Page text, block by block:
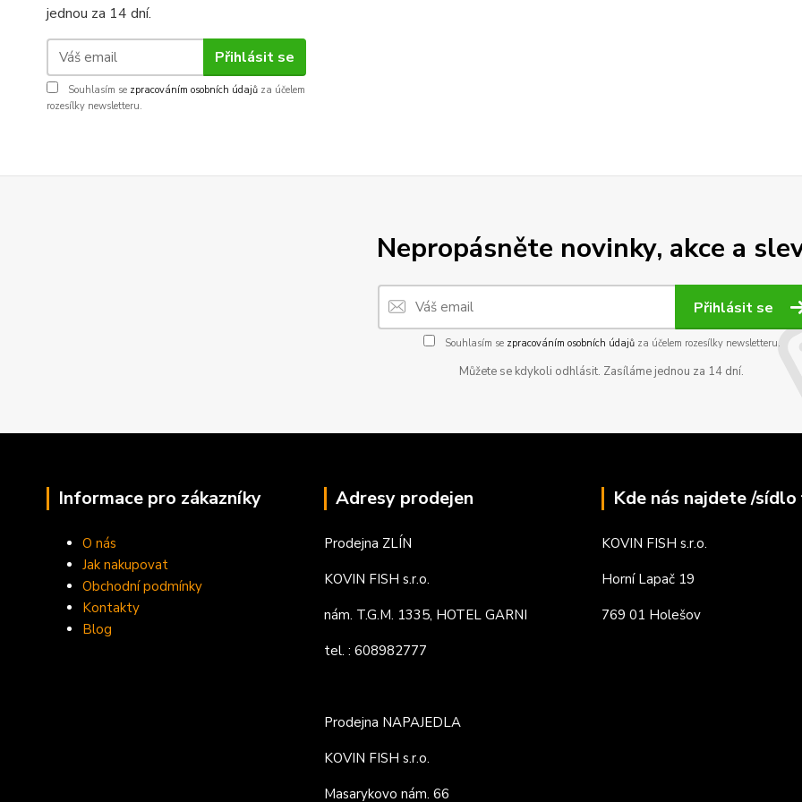
jednou za 14 dní.
Přihlásit se
Souhlasím se zpracováním osobních údajů za účelem
rozesílky newsletteru.
Nepropásněte novinky, akce a
Přihlásit se
Souhlasím se zpracováním osobních údajůza účelem rozesílky newsletteru.
Můžete se kdykoli odhlásit. Zasíláme jednou za 14 dní.
Informace pro zákazníky
O nás
Jak nakupovat
Obchodní podmínky
Kontakty
Blog
Adresy prodejen
Prodejna ZLÍN
KOVIN FISH s.r.o.
nám. T.G.M. 1335, HOTEL GARNI
tel. : 608982777
Prodejna NAPAJEDLA
KOVIN FISH s.r.o.
Masarykovo nám. 66
Kde nás najdete /
KOVIN FISH s.r.o.
Horní Lapač 19
769 01 Holešov